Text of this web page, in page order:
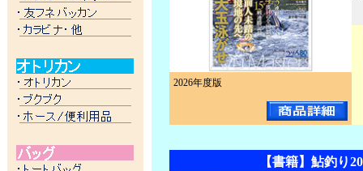
2026年度版
【書籍】鮎釣り